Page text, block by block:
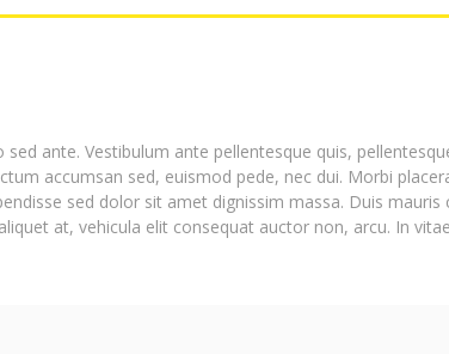
ante. Vestibulum ante pellentesque quis,
accumsan sed, euismod pede, nec dui. Morbi
sed dolor sit amet dignissim massa. Duis mauris
at, vehicula elit consequat auctor non, arcu. In